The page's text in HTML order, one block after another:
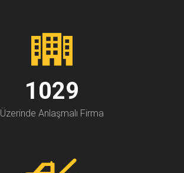
1200
Üzerinde Anlaşmalı Firma